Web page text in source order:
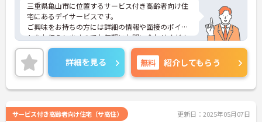
三重県亀山市に位置するサービス付き高齢者向け住
宅にあるデイサービスです。
ご興味をお持ちの方には詳細の情報や面接のポイン
トをお伝えしますのでお気軽にお問い合わせくださ
いませ。
詳細を見る 無料 紹介してもらう
サービス付き高齢者向け住宅（サ高住） 更新日：2025年05月07日